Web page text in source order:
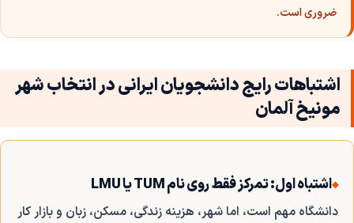
ضروری است.
اشتباهات رایج دانشجویان ایرانی در انتخاب شهر
مونیخ آلمان
اشتباه اول: تمرکز فقط روی نام TUM یا LMU
دانشگاه مهم است، اما شهر، هزینه زندگی، مسکن، زبان و بازار کار